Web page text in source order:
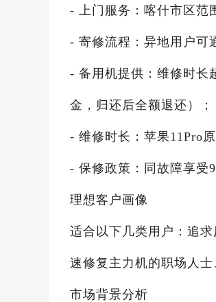
- 上门服务：喀什市区范
- 寄修流程：异地用户可
- 备用机提供：维修时长
金，归还后全额退还）；
- 维修时长：苹果11Pro
- 保修政策：同故障享受
理想客户画像
适合以下几类用户：追
速修复主力机的职场人
市场背景分析